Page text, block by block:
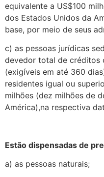
equivalente a US$100
dos Estados Unidos da
base, por meio de seus
c) as pessoas jurídicas
devedor total de créditos
(exigíveis em até 360
residentes igual ou
milhões (dez milhões de
América),na respectiva
Estão dispensadas de
a) as pessoas naturais;